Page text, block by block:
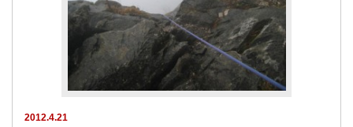
2012.4.21